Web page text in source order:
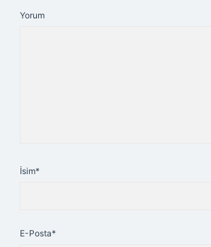
Yorum
İsim*
E-Posta*